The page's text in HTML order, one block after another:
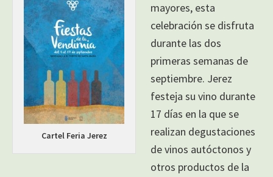
Cartel Feria Jerez
mayores, esta
celebración se disfruta
durante las dos
primeras semanas de
septiembre. Jerez
festeja su vino durante
17 días en la que se
realizan degustaciones
de vinos autóctonos y
otros productos de la